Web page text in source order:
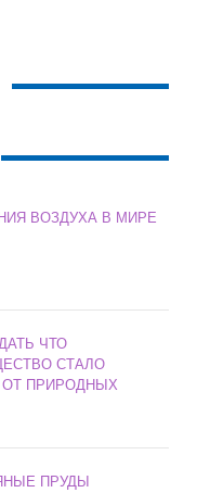
ВОЗДУХА В МИРЕ
ЧТО
СТАЛО
ПРИРОДНЫХ
ПРУДЫ